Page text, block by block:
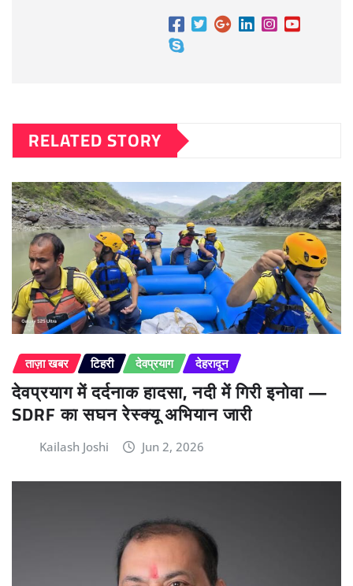
RELATED STORY
ताज़ा खबर टिहरी देवप्रयाग देहरादून
देवप्रयाग में दर्दनाक हादसा, नदी में गिरी इनोवा —
SDRF का सघन रेस्क्यू अभियान जारी
Kailash Joshi Jun 2, 2026